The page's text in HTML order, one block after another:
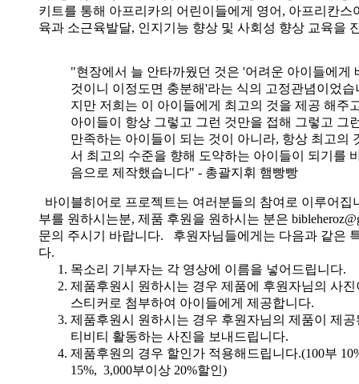
키트를 통해 아프리카의 어린이들에게 영어, 아프리칸스
육과 소근육발달, 인지기능 향상 및 사회성 향상 교육을
"현장에서 늘 안타까웠던 것은 '어려운 아이들에게
것이니 이정도면 충분해'라는 식의 고정관념이었습
지만 저희는 이 아이들에게 최고의 것을 제공 해주
아이들이 항상 그렇고 그런 것만을 접해 그렇고 그
만족하는 아이들이 되는 것이 아니라, 항상 최고의
서 최고의 수준을 향해 도약하는 아이들이 되기를
음으로 제작했습니다" - 총괄지휘 햄빵빵
바이블히어로 프로젝트는 여러분들의 참여로 이루어집
부를 원하시는분, 제품 후원을 원하시는 분은
문의 주시기 바랍니다. 후원자님들에게는 다음과 같은
다.
목소리 기부자는 각 영상에 이름을 넣어드립니다.
제품후원시 원하시는 경우 제품에 후원자님의 사
스티커로 첨부하여 아이들에게 제공합니다.
제품후원시 원하시는 경우 후원자님의 제품이 제
티비티 활동하는 사진을 보내드립니다.
제품후원의 경우 할인가 적용해드립니다.(100부
15%, 3,000부이상 20%할인)